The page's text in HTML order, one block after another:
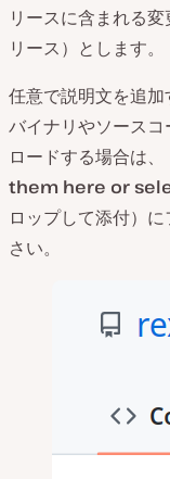
リースに含まれる
リース）とします。
任意で説明文を追
バイナリやソース
ロードする場合は、
them here or
ロップして添付）
さい。